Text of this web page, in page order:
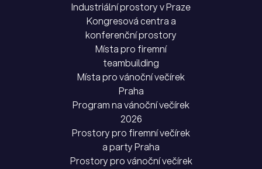
Industriální prostory v Praze
Kongresová centra a
konferenční prostory
Místa pro firemní
teambuilding
Místa pro vánoční večírek
Praha
Program na vánoční večírek
2026
Prostory pro firemní večírek
a party Praha
Prostory pro vánoční večírek